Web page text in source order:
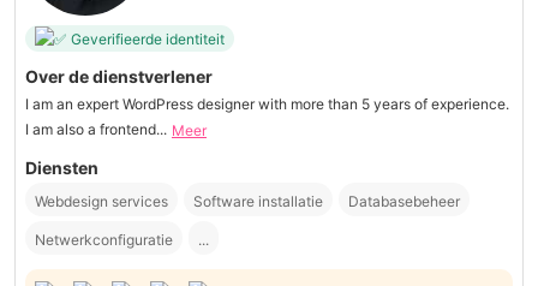
Geverifieerde identiteit
Over de dienstverlener
I am an expert WordPress designer with more than 5 years of experience.
I am also a frontend... Meer
Diensten
Webdesign services Software installatie Databasebeheer
Netwerkconfiguratie ...